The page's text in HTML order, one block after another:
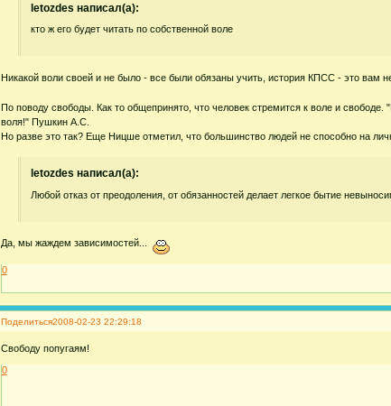
letozdes написал(а):
кто ж его будет читать по собственной воле
Никакой воли своей и не было - все были обязаны учить, история КПСС - это вам
По поводу свободы. Как то общепринято, что человек стремится к воле и свободе.
воля!" Пушкин А.С.
Но разве это так? Еще Ницше отметил, что большинство людей не способно на
letozdes написал(а):
Любой отказ от преодоления, от обязанностей делает легкое бытие
Да, мы жаждем зависимостей...
0
Поделиться2008-02-23 22:29:18
Свободу попугаям!
0